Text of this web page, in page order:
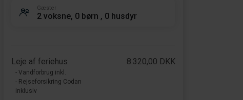
Gæster
2 voksne, 0 børn , 0 husdyr
Leje af feriehus
- Vandforbrug inkl.
- Rejseforsikring Codan
inklusiv
8.320,00 DKK